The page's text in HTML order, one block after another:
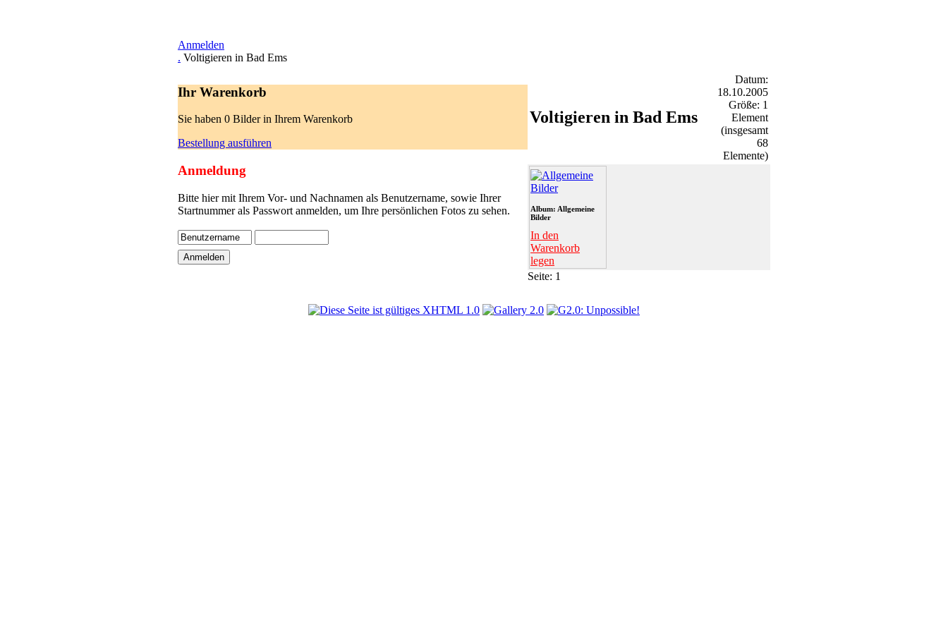
Anmelden
. Voltigieren in Bad Ems
Ihr Warenkorb
Sie haben 0 Bilder in Ihrem Warenkorb
Bestellung ausführen
Anmeldung
Bitte hier mit Ihrem Vor- und Nachnamen als Benutzername, sowie Ihrer
Startnummer als Passwort anmelden, um Ihre persönlichen Fotos zu sehen.
Voltigieren in Bad Ems
Datum:
18.10.2005
Größe: 1
Element
(insgesamt
68
Elemente)
Album: Allgemeine
Bilder
In den
Warenkorb
legen
Seite: 1